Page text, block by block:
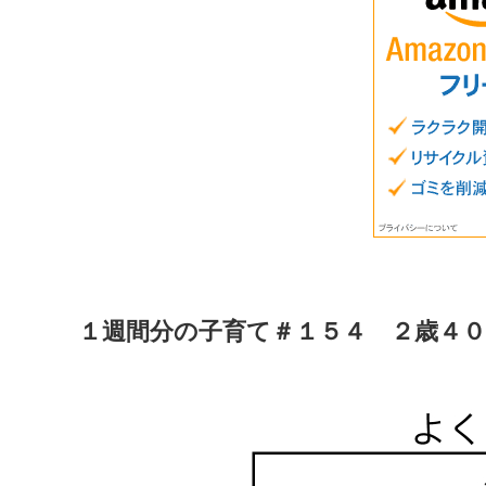
１週間分の子育て＃１５４ ２歳４